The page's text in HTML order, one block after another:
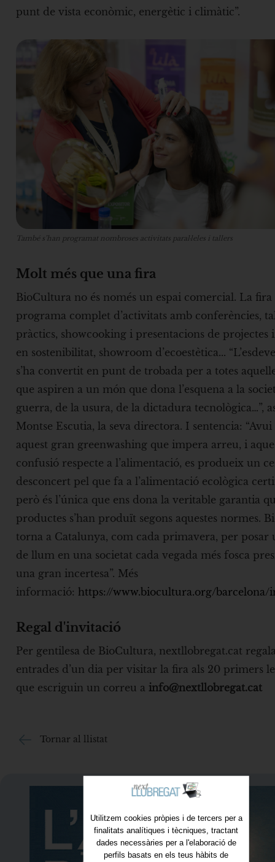
punt de vista econòmic, energètic i climàtic”.
També s’han programat nombroses activitats paral·leles i tallers
Molt més que una fira
BioCultura no és només un espai comercial. La
programa complet d’activitats amb conferències,
pràctics, showcooking i presentacions de projectes
en sostenibilitat, showroom d’ecoestètica...
s’ha convertit en punt de trobada per a totes
que aspiren a un món que dona l’esquena a la
guerra, de la usura, de la dictadura tecnològica…”,
Montse Escutia, la seva directora. I sentencia:
aquest gran greenwashing que impera arreu, i
confusió respecte a l’alimentació, es produeix un
desconcert pel que fa a l’alimentació ecològica
però és l’única que ens dona la veritable garantia
productes s’han produït segons aquestes normes.
torna a Catalunya, com cada primavera, per posar
de llum en una societat cada vegada més fosca
una gran incertesa”. Més
informació: https://www.biocultura.org/barcelona/
Regal d'invitació
Per gentilesa de BioCultura, nextllobregat.cat
entrades d’un dia per visitar la fira als 20 primers
que escriguin un correu a info@nextllobregat.cat
Tornar al llistat
Utilitzem cookies pròpies i de tercers per a
finalitats analítiques i tècniques, tractant
dades necessàries per a l'elaboració de
perfils basats en els teus hàbits de